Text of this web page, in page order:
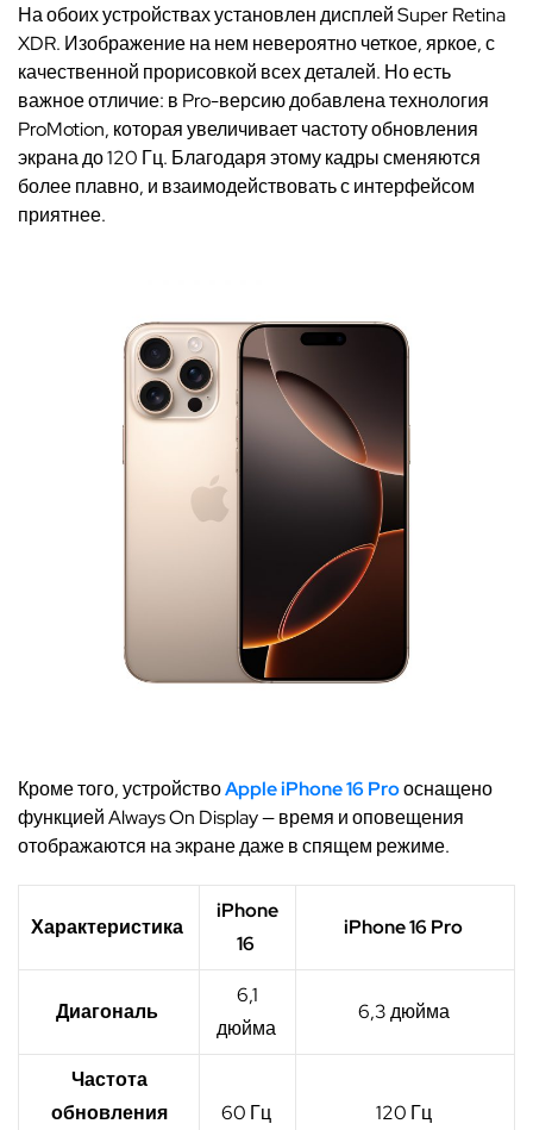
На обоих устройствах установлен дисплей Super Retina
XDR. Изображение на нем невероятно четкое,яркое,с
качественной прорисовкой всех деталей. Но есть
важное отличие: в Pro-версию добавлена технология
ProMotion, которая увеличивает частоту обновления
экрана до 120 Гц. Благодаря этому кадры сменяются
более плавно, и взаимодействовать с интерфейсом
приятнее.
Кроме того, устройствоApple iPhone 16 Proоснащено
функцией Always On Display — время и оповещения
отображаются на экране даже в спящем режиме.
Характеристика
iPhone
16
iPhone 16 Pro
Диагональ
6,1
дюйма
6,3 дюйма
Частота
обновления
60 Гц 120 Гц